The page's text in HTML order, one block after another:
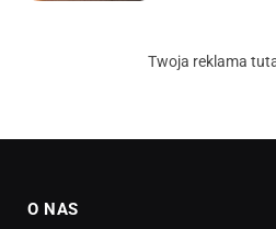
Twoja reklama
O NAS